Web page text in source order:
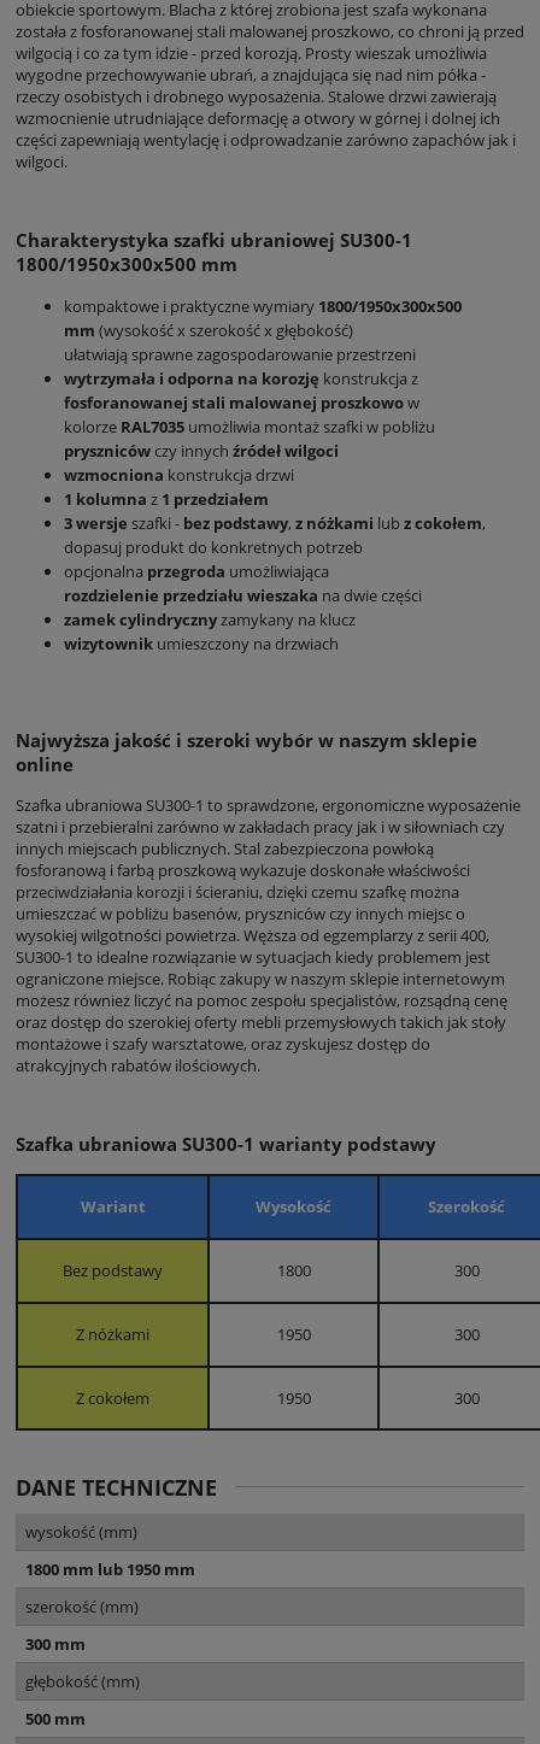
obiekcie sportowym. Blacha z której zrobiona jest szafa wykonana
została z fosforanowanej stali malowanej proszkowo, co chroni ją przed
wilgocią i co za tym idzie - przed korozją. Prosty wieszak umożliwia
wygodne przechowywanie ubrań, a znajdująca się nad nim półka -
rzeczy osobistych i drobnego wyposażenia. Stalowe drzwi zawierają
wzmocnienie utrudniające deformację a otwory w górnej i dolnej ich
części zapewniają wentylację i odprowadzanie zarówno zapachów jak i
wilgoci.
Charakterystyka szafki ubraniowej SU300-1
1800/1950x300x500 mm
kompaktowe i praktyczne wymiary 1800/1950x300x500
mm (wysokość x szerokość x głębokość)
ułatwiają sprawne zagospodarowanie przestrzeni
wytrzymała i odporna na korozję konstrukcja z
fosforanowanej stali malowanej proszkowow
kolorze RAL7035 umożliwia montaż szafki w pobliżu
prysznicówczy innych źródeł wilgoci
wzmocniona konstrukcja drzwi
1 kolumna z 1 przedziałem
3 wersje szafki - bez podstawy, z nóżkami lubz cokołem,
dopasuj produkt do konkretnych potrzeb
opcjonalna przegroda umożliwiająca
rozdzielenie przedziału wieszaka na dwie części
zamek cylindrycznyzamykany na klucz
wizytownik umieszczony na drzwiach
Najwyższa jakość i szeroki wybór w naszym sklepie
online
Szafka ubraniowa SU300-1 to sprawdzone, ergonomiczne wyposażenie
szatni i przebieralni zarówno w zakładach pracy jak i w siłowniach czy
innych miejscach publicznych. Stal zabezpieczona powłoką
fosforanową i farbą proszkową wykazuje doskonałe właściwości
przeciwdziałania korozji i ścieraniu, dzięki czemu szafkę można
umieszczać w pobliżu basenów, pryszniców czy innych miejsc o
wysokiej wilgotności powietrza. Węższa od egzemplarzy z serii 400,
SU300-1 to idealne rozwiązanie w sytuacjach kiedy problemem jest
ograniczone miejsce. Robiąc zakupy w naszym sklepie internetowym
możesz również liczyć na pomoc zespołu specjalistów, rozsądną cenę
oraz dostęp do szerokiej oferty mebli przemysłowych takich jak stoły
montażowe i szafy warsztatowe, oraz zyskujesz dostęp do
atrakcyjnych rabatów ilościowych.
Szafka ubraniowa SU300-1 warianty podstawy
Wariant Wysokość Szerokość
Bez podstawy 1800 300
Z nóżkami 1950 300
Z cokołem 1950 300
DANE TECHNICZNE
wysokość (mm)
1800 mm lub 1950 mm
szerokość (mm)
300 mm
głębokość (mm)
500 mm